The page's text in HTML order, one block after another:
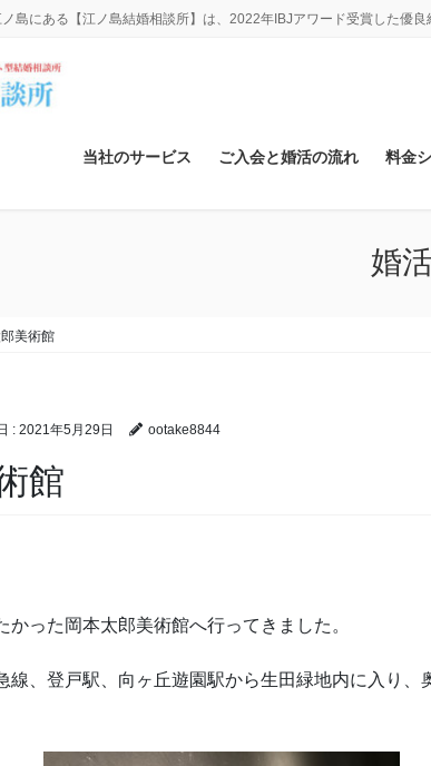
島にある【江ノ島結婚相談所】は、2022年IBJアワード受賞した優良
当社のサービス ご入会と婚活の流れ 料金
婚
美術館
: 2021年5月29日 ootake8844
館
かった岡本太郎美術館へ行ってきました。
線、登戸駅、向ヶ丘遊園駅から生田緑地内に入り、